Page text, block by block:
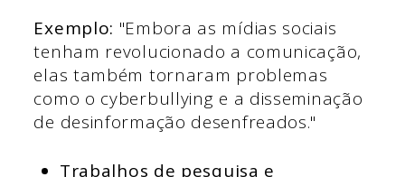
Exemplo: "Embora as mídias sociais
tenham revolucionado a comunicação,
elas também tornaram problemas
como o cyberbullying e a disseminação
de desinformação desenfreados."
Trabalhos de pesquisa e